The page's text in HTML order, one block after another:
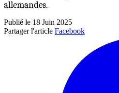
allemandes.
Publié le 18 Juin 2025
Partager l'article Facebook